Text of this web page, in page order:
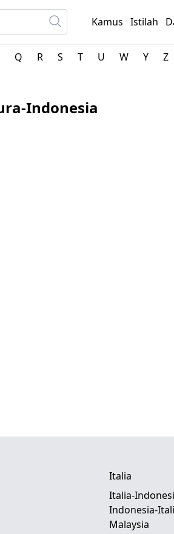
Kamus Istilah
Q R S T U W Y Z
Indonesia
Italia
Italia-
Indonesia-
Malaysia